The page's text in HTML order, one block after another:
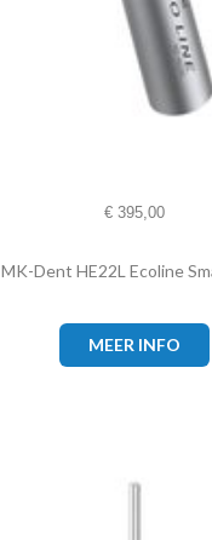
€ 395,00
MK-Dent HE22L Ecoline
MEER INFO